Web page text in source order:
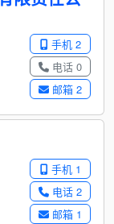
手机 2
电话 0
邮箱 2
手机 1
电话 2
邮箱 1